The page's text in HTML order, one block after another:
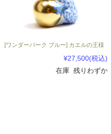
[ワンダーパーク ブルー] カエルの王様
¥27,500(税込)
在庫 残りわずか